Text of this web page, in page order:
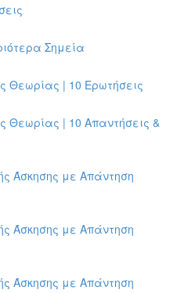
Σημεία
Θεωρίας | 10 Ερωτήσεις
Θεωρίας | 10 Απαντήσεις &
Άσκησης με Απάντηση
Άσκησης με Απάντηση
Άσκησης με Απάντηση